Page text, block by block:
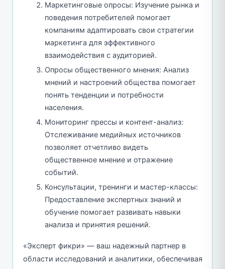
Маркетинговые опросы: Изучение рынка и
поведения потребителей помогает
компаниям адаптировать свои стратегии
маркетинга для эффективного
взаимодействия с аудиторией.
Опросы общественного мнения: Анализ
мнений и настроений общества помогает
понять тенденции и потребности
населения.
Мониторинг прессы и контент-анализ:
Отслеживание медийных источников
позволяет отчетливо видеть
общественное мнение и отражение
событий.
Консультации, тренинги и мастер-классы:
Предоставление экспертных знаний и
обучение помогает развивать навыки
анализа и принятия решений.
«Эксперт фикри» — ваш надежный партнер в
области исследований и аналитики, обеспечивая